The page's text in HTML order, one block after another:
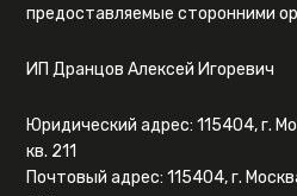
предоставляемые сторонними
ИП Дранцов Алексей Игоревич
Юридический адрес: 115404, г.
кв. 211
Почтовый адрес: 115404, г.